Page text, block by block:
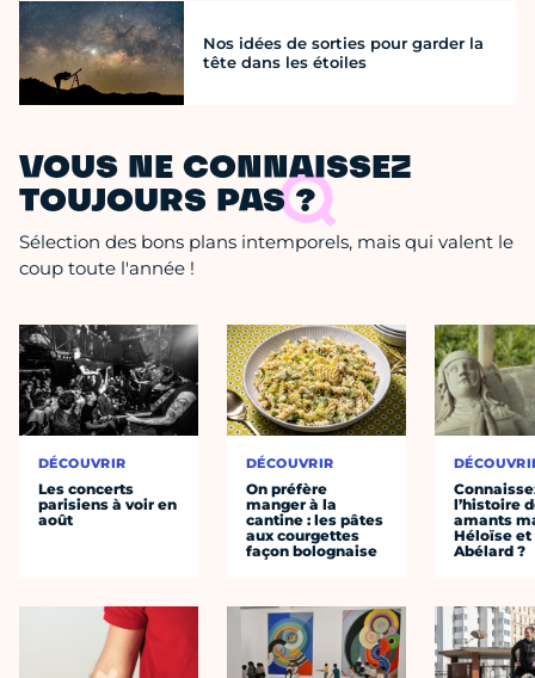
Nos idées de sorties pour garder la
tête dans les étoiles
VOUS NE CONNAISSEZ
TOUJOURS PAS ?
Sélection des bons plans intemporels, mais qui valent le
coup toute l'année !
DÉCOUVRIR
Les concerts
parisiens à voir en
août
DÉCOUVRIR
On préfère
manger à la
cantine : les pâtes
aux courgettes
façon bolognaise
l’histoire
amants
Héloïse et
Abélard ?